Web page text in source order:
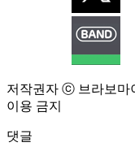
저작권자 ⓒ 브라보마
이용 금지
댓글